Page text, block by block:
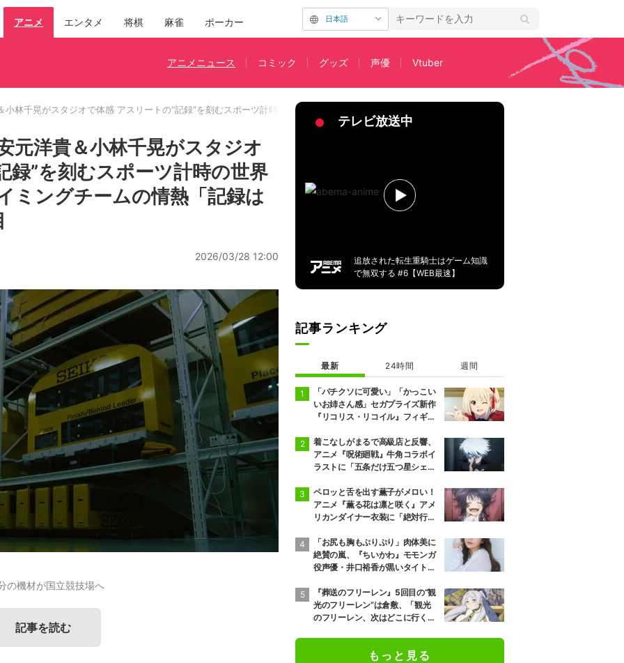
アニメ エンタメ 将棋 麻雀 ポーカー 日本語
アニメニュース コミック グッズ 声優 Vtuber
小林千晃がスタジオで体感 アスリートの“記録”を刻むスポーツ計時の世界 “影の主役”セイコータイミングチームの情熱「記録は人生そのもの」
元洋貴＆小林千晃がスタジオ
録”を刻むスポーツ計時の世界
ミングチームの情熱「記録は
2026/03/28 12:00
の機材が国立競技場へ
記事を読む
テレビ放送中
追放された転生重騎士はゲーム知識
で無双する #6【WEB最速】
記事ランキング
最新 24時間 週間
「バチクソに可愛い」「かっこい
いお姉さん感」セガプライズ新作
『リコリス・リコイル』フィギュ
着こなしがまるで高級店と反響、
アニメ『呪術廻戦』牛角コラボイ
ラストに「五条だけ五つ星シェ
ペロッと舌を出す薫子がメロい！
アニメ『薫る花は凛と咲く』アメ
リカンダイナー衣装に「絶対行き
「お尻も胸もぷりぷり」肉体美に
絶賛の嵐、『ちいかわ』モモンガ
役声優・井口裕香が黒いタイトウ
『葬送のフリーレン』5回目の“観
光のフリーレン”は倉敷、「観光
のフリーレン、次はどこに行くの
もっと見る